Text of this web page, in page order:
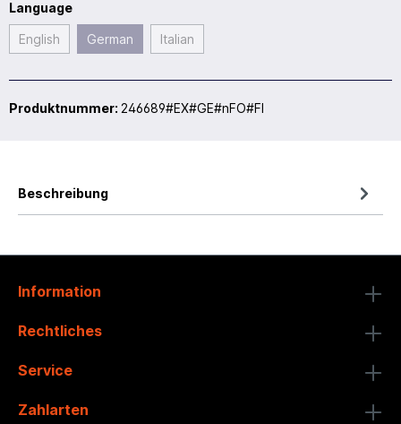
Language
English German Italian
Produktnummer: 246689#EX#GE#nFO#FI
Beschreibung
Information
Rechtliches
Service
Zahlarten